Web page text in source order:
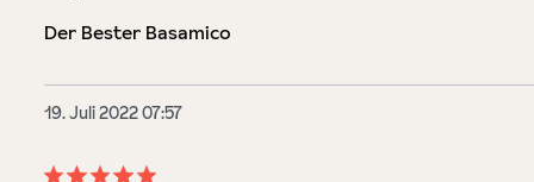
Der Bester Basamico
19. Juli 2022 07:57